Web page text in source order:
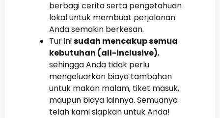
berbagi cerita serta pengetahuan
lokal untuk membuat perjalanan
Anda semakin berkesan.
Tur inisudah mencakup semua
kebutuhan (all-inclusive),
sehingga Anda tidak perlu
mengeluarkan biaya tambahan
untuk makan malam, tiket masuk,
maupun biaya lainnya. Semuanya
telah kami siapkan untuk Anda!